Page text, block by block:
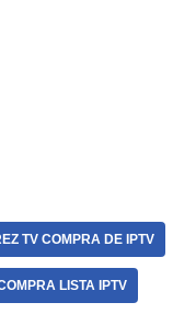
TV COMPRA DE IPTV
LISTA IPTV